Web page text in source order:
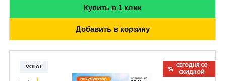
Купить в 1 клик
Добавить в корзину
VOLAT
СЕГОДНЯ СО
СКИДКОЙ